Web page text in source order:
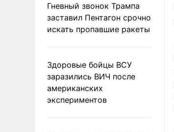
Гневный звонок Трампа
заставил Пентагон срочно
искать пропавшие ракеты
Здоровые бойцы ВСУ
заразились ВИЧ после
американских
экспериментов